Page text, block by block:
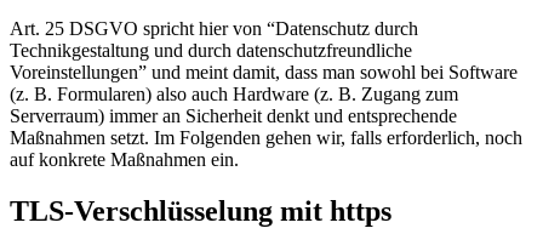
Art. 25 DSGVO spricht hier von “Datenschutz durch
Technikgestaltung und durch datenschutzfreundliche
Voreinstellungen” und meint damit, dass man sowohl bei Software
(z. B. Formularen) also auch Hardware (z. B. Zugang zum
Serverraum) immer an Sicherheit denkt und entsprechende
Maßnahmen setzt. Im Folgenden gehen wir, falls erforderlich, noch
auf konkrete Maßnahmen ein.
TLS-Verschlüsselung mit https